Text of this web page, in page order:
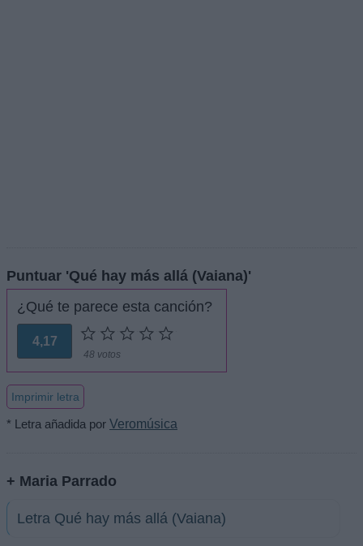
Puntuar 'Qué hay más allá (Vaiana)'
¿Qué te parece esta canción?
4,17
48 votos
Imprimir letra
* Letra añadida por Veromúsica
+ Maria Parrado
Letra Qué hay más allá (Vaiana)